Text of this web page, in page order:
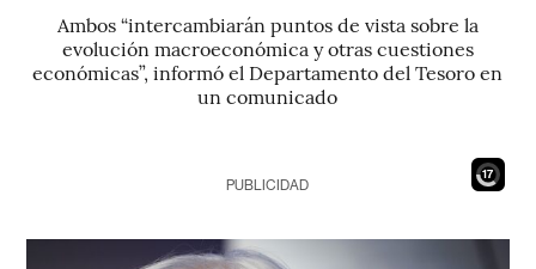
Ambos “intercambiarán puntos de vista sobre la
evolución macroeconómica y otras cuestiones
económicas”, informó el Departamento del Tesoro en
un comunicado
15
PUBLICIDAD